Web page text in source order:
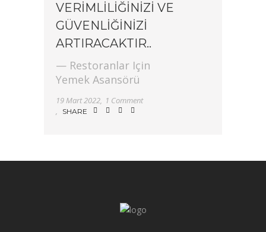
VERIMLILIĞINIZI VE
GÜVENLIĞINIZI
ARTIRACAKTIR..
— Restoranlar Için
Yemek Asansörü
19 Mart 2022 1 Comment
SHARE